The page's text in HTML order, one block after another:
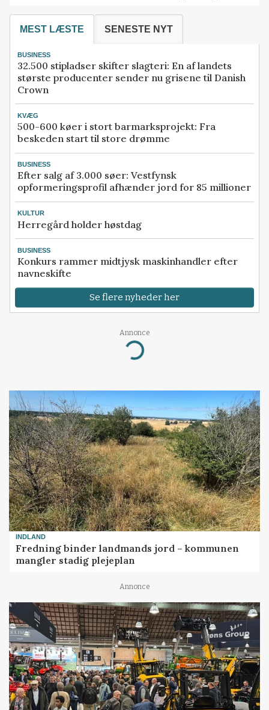
MEST LÆSTE SENESTE NYT
BUSINESS
32.500 stipladser skifter slagteri: En af landets
største producenter sender nu grisene til Danish
Crown
KVÆG
500-600 køer i stort barmarksprojekt: Fra
beskeden start til store drømme
BUSINESS
Efter salg af 3.000 søer: Vestfynsk
opformeringsprofil afhænder jord for 85 millioner
KULTUR
Herregård holder høstdag
BUSINESS
Konkurs rammer midtjysk maskinhandler efter
navneskifte
Se flere nyheder her
Annonce
Loading...
INDLAND
Fredning binder landmands jord – kommunen
mangler stadig plejeplan
Annonce